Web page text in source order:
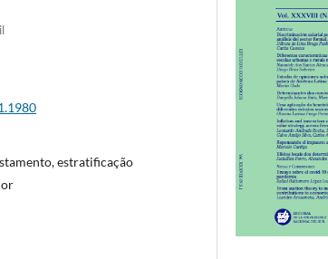
estratificação